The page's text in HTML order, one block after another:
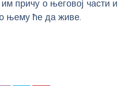
причу о његовој части и
о њему ће да живе.